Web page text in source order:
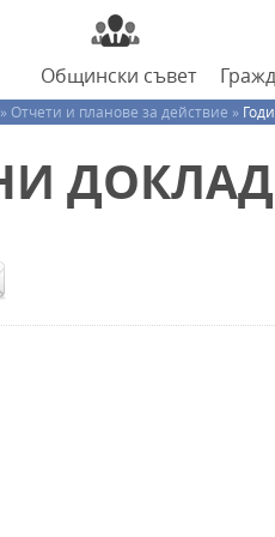
Общински съвет
Отчети и планове за действие »